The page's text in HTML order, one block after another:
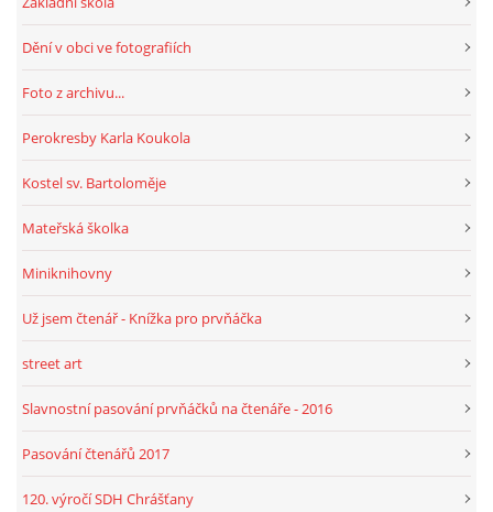
Dění v obci ve fotografiích
Foto z archivu...
Perokresby Karla Koukola
Kostel sv. Bartoloměje
Mateřská školka
Miniknihovny
Už jsem čtenář - Knížka pro prvňáčka
street art
Slavnostní pasování prvňáčků na čtenáře - 2016
Pasování čtenářů 2017
120. výročí SDH Chrášťany